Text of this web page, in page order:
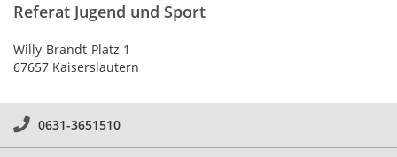
Referat Jugend und Sport
Willy-Brandt-Platz 1
67657 Kaiserslautern
0631-3651510